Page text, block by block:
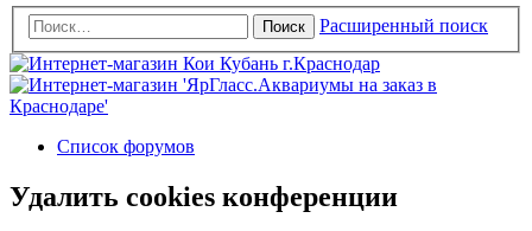
Поиск Расширенный поиск
Список форумов
Удалить cookies конференции